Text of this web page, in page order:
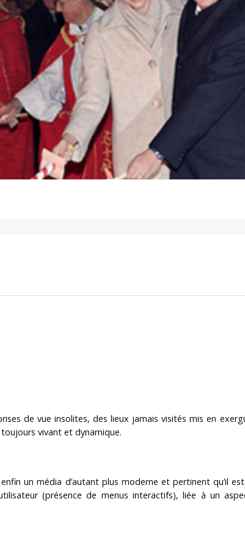
de vue insolites, des lieux jamais visités mis en
vivant et dynamique.
un média d’autant plus moderne et pertinent qu’il
(présence de menus interactifs), liée à un